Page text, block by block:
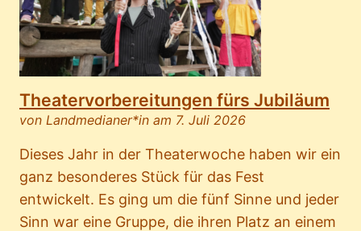
Theatervorbereitungen fürs Jubiläum
von Landmedianer*in am 7. Juli 2026
Dieses Jahr in der Theaterwoche haben wir ein
ganz besonderes Stück für das Fest
entwickelt. Es ging um die fünf Sinne und jeder
Sinn war eine Gruppe, die ihren Platz an einem